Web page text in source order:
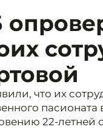
что их
пасионата
22-летней